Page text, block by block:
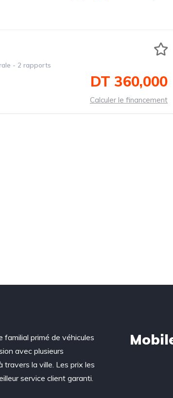
- 2 rapports
DT 360,000
Calculer le financement
familial primé de véhicules
avec plusieurs
travers la ville. Les prix les
service client garanti.